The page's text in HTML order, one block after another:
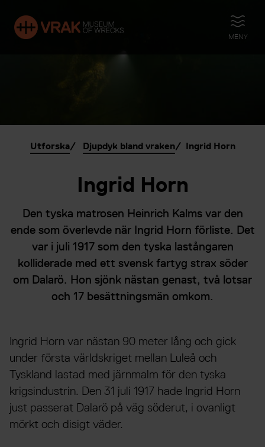
ÖPPNA
MENY
Utforska Djupdyk bland vraken Ingrid Horn
Ingrid Horn
Den tyska matrosen Heinrich Kalms var den
ende som överlevde när Ingrid Horn förliste. Det
var i juli 1917 som den tyska lastångaren
kolliderade med ett svensk fartyg strax söder
om Dalarö. Hon sjönk nästan genast, två lotsar
och 17 besättningsmän omkom.
Ingrid Horn var nästan 90 meter lång och gick
under första världskriget mellan Luleå och
Tyskland lastad med järnmalm för den tyska
krigsindustrin. Den 31 juli 1917 hade Ingrid Horn
just passerat Dalarö på väg söderut, i ovanligt
mörkt och disigt väder.